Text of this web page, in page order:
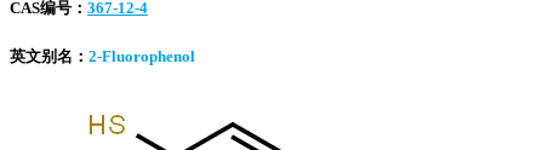
CAS编号： 367-12-4
英文别名： 2-Fluorophenol